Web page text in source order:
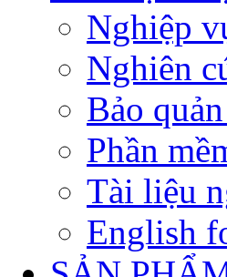
Nghiệp
Nghiên
Bảo
Phần
Tài liệu
English